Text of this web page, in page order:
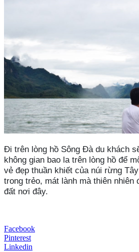
Đi trên lòng hồ Sông Đà du khách
không gian bao la trên lòng hồ để
vẻ đẹp thuần khiết của núi rừng
trong trẻo, mát lành mà thiên nhiên
đất nơi đây.
Facebook
Pinterest
Linkedin